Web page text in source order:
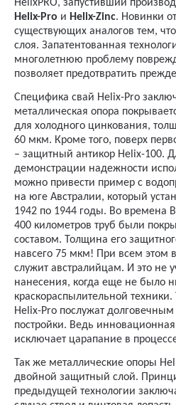
HelixPRO, запустивший
Helix-Pro и Helix-Zinc. Новинки
существующих аналогов тем,
слоя. Запатентованная
многолетнюю проблему
позволяет предотвратить
Специфика свай Helix-Pro
металлическая опора
для холодного цинкования,
60 мкм. Кроме того, поверх
– защитный антикор Helix-100.
демонстрации надежности
можно привести пример с
на юге Австралии, который
1942 по 1944 годы. Во времена
400 километров труб были
составом. Толщина его
навсего 75 мкм! При всем этом
служит австралийцам. И это не
нанесения, когда еще не было
краскораспылительной
Helix-Pro послужат
постройки. Ведь
исключает царапание в
Так же металлические опоры
двойной защитный слой.
предыдущей технологии